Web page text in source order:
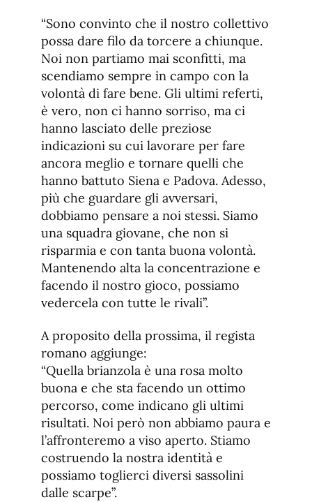
“Sono convinto che il nostro collettivo
possa dare filo da torcere a chiunque.
Noi non partiamo mai sconfitti, ma
scendiamo sempre in campo con la
volontà di fare bene. Gli ultimi referti,
è vero, non ci hanno sorriso, ma ci
hanno lasciato delle preziose
indicazioni su cui lavorare per fare
ancora meglio e tornare quelli che
hanno battuto Siena e Padova. Adesso,
più che guardare gli avversari,
dobbiamo pensare a noi stessi. Siamo
una squadra giovane, che non si
risparmia e con tanta buona volontà.
Mantenendo alta la concentrazione e
facendo il nostro gioco, possiamo
vedercela con tutte le rivali”.
A proposito della prossima, il regista
romano aggiunge:
“Quella brianzola è una rosa molto
buona e che sta facendo un ottimo
percorso, come indicano gli ultimi
risultati. Noi però non abbiamo paura e
l’affronteremo a viso aperto. Stiamo
costruendo la nostra identità e
possiamo toglierci diversi sassolini
dalle scarpe”.